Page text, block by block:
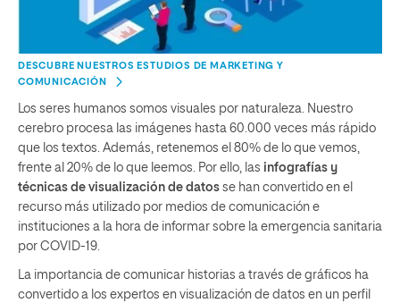
DESCUBRE NUESTROS ESTUDIOS DE MARKETING Y
COMUNICACIÓN
Los seres humanos somos visuales por naturaleza. Nuestro
cerebro procesa las imágenes hasta 60.000 veces más rápido
que los textos. Además, retenemos el 80% de lo que vemos,
frente al 20% de lo que leemos. Por ello, las infografías y
técnicas de visualización de datos se han convertido en el
recurso más utilizado por medios de comunicación e
instituciones a la hora de informar sobre la emergencia sanitaria
por COVID-19.
La importancia de comunicar historias a través de gráficos ha
convertido a los expertos en visualización de datos en un perfil